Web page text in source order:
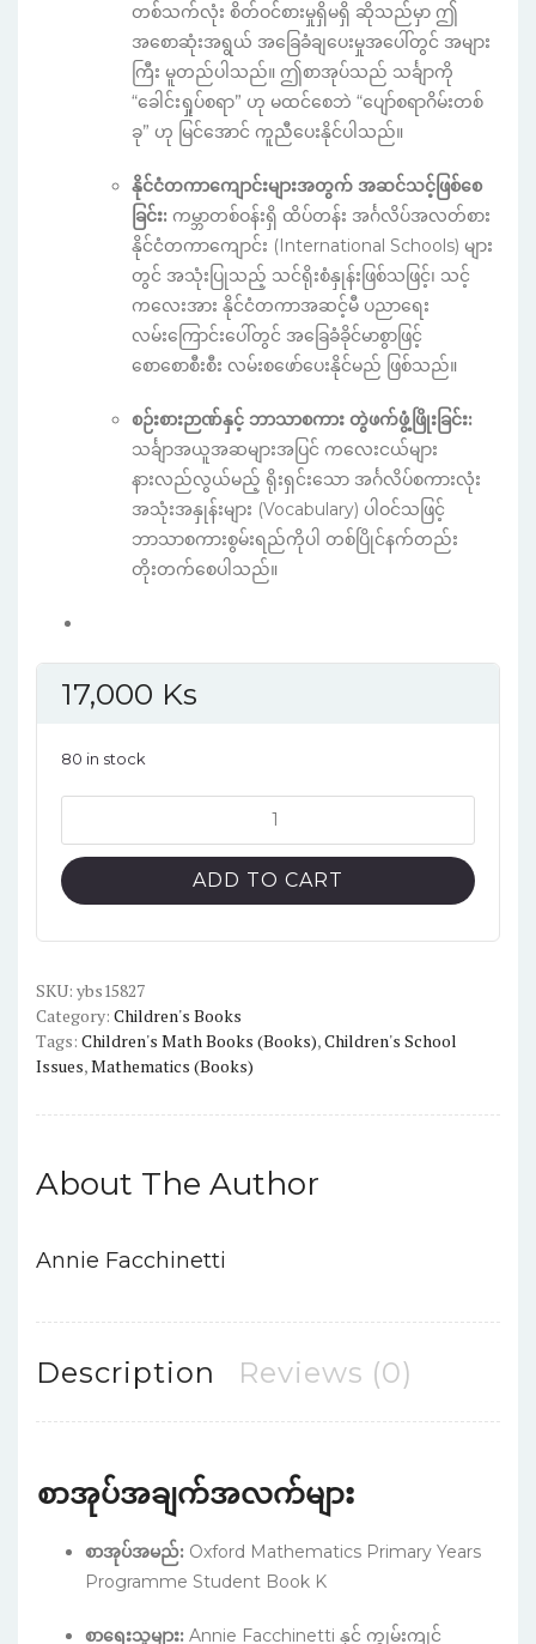
တစ်သက်လုံး စိတ်ဝင်စားမှုရှိမရှိ ဆိုသည်မှာ ဤ
အစောဆုံးအရွယ် အခြေခံချပေးမှုအပေါ်တွင် အများ
ကြီး မူတည်ပါသည်။ ဤစာအုပ်သည် သင်္ချာကို
“ခေါင်းရှုပ်စရာ” ဟု မထင်စေဘဲ “ပျော်စရာဂိမ်းတစ်
ခု” ဟု မြင်အောင် ကူညီပေးနိုင်ပါသည်။
နိုင်ငံတကာကျောင်းများအတွက် အဆင်သင့်ဖြစ်စေ
ခြင်း: ကမ္ဘာတစ်ဝန်းရှိ ထိပ်တန်း အင်္ဂလိပ်အလတ်စား
နိုင်ငံတကာကျောင်း (International Schools) များ
တွင် အသုံးပြုသည့် သင်ရိုးစံနှုန်းဖြစ်သဖြင့်၊ သင့်
ကလေးအား နိုင်ငံတကာအဆင့်မီ ပညာရေး
လမ်းကြောင်းပေါ်တွင် အခြေခံခိုင်မာစွာဖြင့်
စောစောစီးစီး လမ်းစဖော်ပေးနိုင်မည် ဖြစ်သည်။
စဉ်းစားဉာဏ်နှင့် ဘာသာစကား တွဲဖက်ဖွံ့ဖြိုးခြင်း:
သင်္ချာအယူအဆများအပြင် ကလေးငယ်များ
နားလည်လွယ်မည့် ရိုးရှင်းသော အင်္ဂလိပ်စကားလုံး
အသုံးအနှုန်းများ (Vocabulary) ပါဝင်သဖြင့်
ဘာသာစကားစွမ်းရည်ကိုပါ တစ်ပြိုင်နက်တည်း
တိုးတက်စေပါသည်။
17,000 Ks
80 in stock
Mathematic
Primary
Years
(Black
and
White)
quantity
ADD TO CART
SKU: ybs15827
Category: Children's Books
Tags: Children's Math Books (Books),Children's School
Issues,Mathematics (Books)
About The Author
Annie Facchinetti
Description Reviews (0)
စာအုပ်အချက်အလက်များ
စာအုပ်အမည်: Oxford Mathematics Primary Years
Programme Student Book K
စာရေးသူများ: Annie Facchinetti နှင့် ကျွမ်းကျင်